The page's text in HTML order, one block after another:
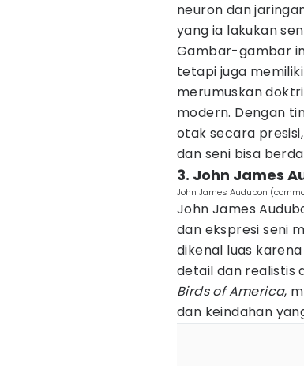
neuron dan
yang ia lakukan
Gambar-gambar
tetapi juga
merumuskan
modern. Dengan
otak secara
dan seni bisa
3. John James
John James Audubon
John James
dan ekspresi seni
dikenal luas
detail dan realistis
Birds of America,
dan keindahan